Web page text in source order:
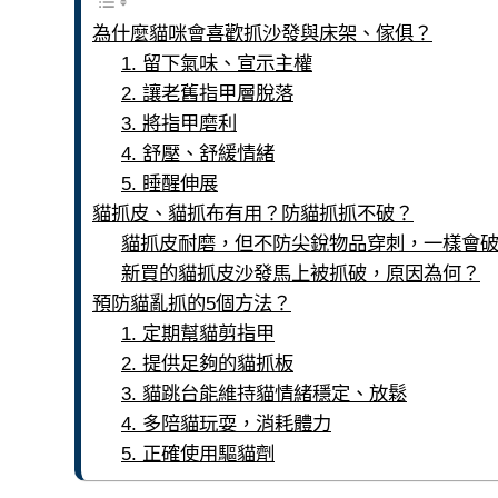
為什麼貓咪會喜歡抓沙發與床架、傢俱？
1. 留下氣味、宣示主權
2. 讓老舊指甲層脫落
3. 將指甲磨利
4. 舒壓、舒緩情緒
5. 睡醒伸展
貓抓皮、貓抓布有用？防貓抓抓不破？
貓抓皮耐磨，但不防尖銳物品穿刺，一樣會
新買的貓抓皮沙發馬上被抓破，原因為何？
預防貓亂抓的5個方法？
1. 定期幫貓剪指甲
2. 提供足夠的貓抓板
3. 貓跳台能維持貓情緒穩定、放鬆
4. 多陪貓玩耍，消耗體力
5. 正確使用驅貓劑